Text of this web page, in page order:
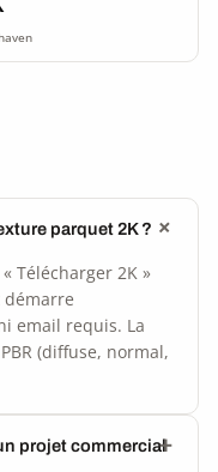
parquet 2K ?
Télécharger 2K »
démarre
email requis. La
(diffuse, normal,
projet commercial